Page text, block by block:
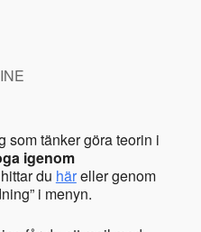
som tänker göra teorin i
igenom
du häreller genom
i menyn.